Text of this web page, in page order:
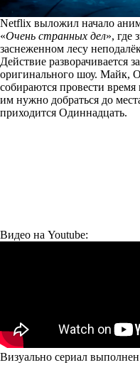
Netflix выложил начало
«Очень странных дел», где
заснеженном лесу
Действие разворачивается
оригинального шоу. Майк,
собираются провести
им нужно добраться до
приходится Одиннадцать.
Видео на Youtube:
Визуально сериал